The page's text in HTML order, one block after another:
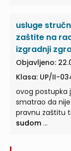
usluge
zaštite na
izgradnji
Objavljeno:
Klasa: UP/II-
ovog postupka
smatrao da
pravnu zaštitu
sudom ...